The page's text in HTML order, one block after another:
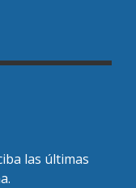
las últimas